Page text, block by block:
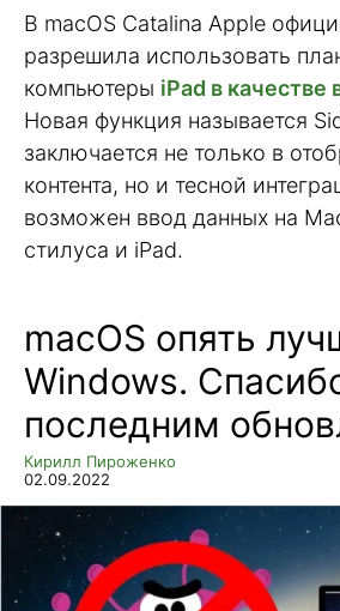
В macOS Catalina Apple
разрешила использовать
компьютеры iPad в качестве
Новая функция называется
заключается не только в
контента, но и тесной
возможен ввод данных на
стилуса и iPad.
macOS опять
Windows.
последним
Кирилл Пироженко
02.09.2022